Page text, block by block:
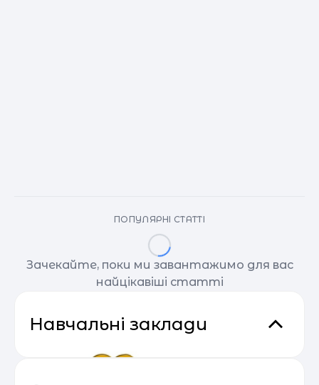
ПОПУЛЯРНІ СТАТТІ
Зачекайте, поки ми завантажимо для вас
найцікавіші статті
Навчальні заклади